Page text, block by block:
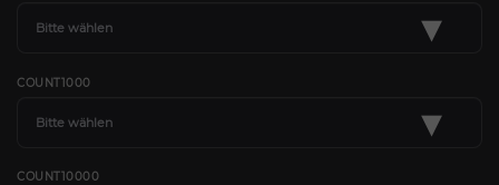
Bitte wählen ▾
COUNT1000
Bitte wählen ▾
COUNT10000